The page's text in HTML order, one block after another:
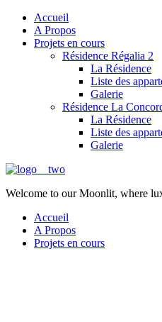
Accueil
A Propos
Projets en cours
Résidence Régalia 2
La Résidence
Liste des
Galerie
Résidence La
La Résidence
Liste des
Galerie
Welcome to our Moonlit, where
Accueil
A Propos
Projets en cours